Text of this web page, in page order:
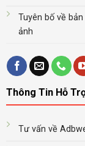
Tuyên bố về
ảnh
Thông Tin Hỗ
Tư vấn về